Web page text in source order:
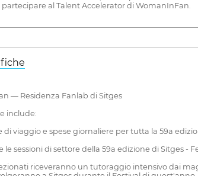
al Talent Accelerator di WomanInFan.
— Residenza Fanlab di Sitges
include:
di viaggio e spese giornaliere per tutta la 59a
le sessioni di settore della 59a edizione di Sitges -
riceveranno un tutoraggio intensivo dai